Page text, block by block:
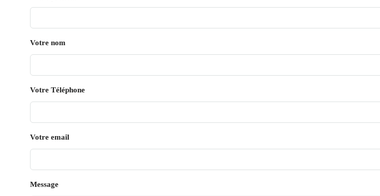
Votre nom
Votre Téléphone
Votre email
Message